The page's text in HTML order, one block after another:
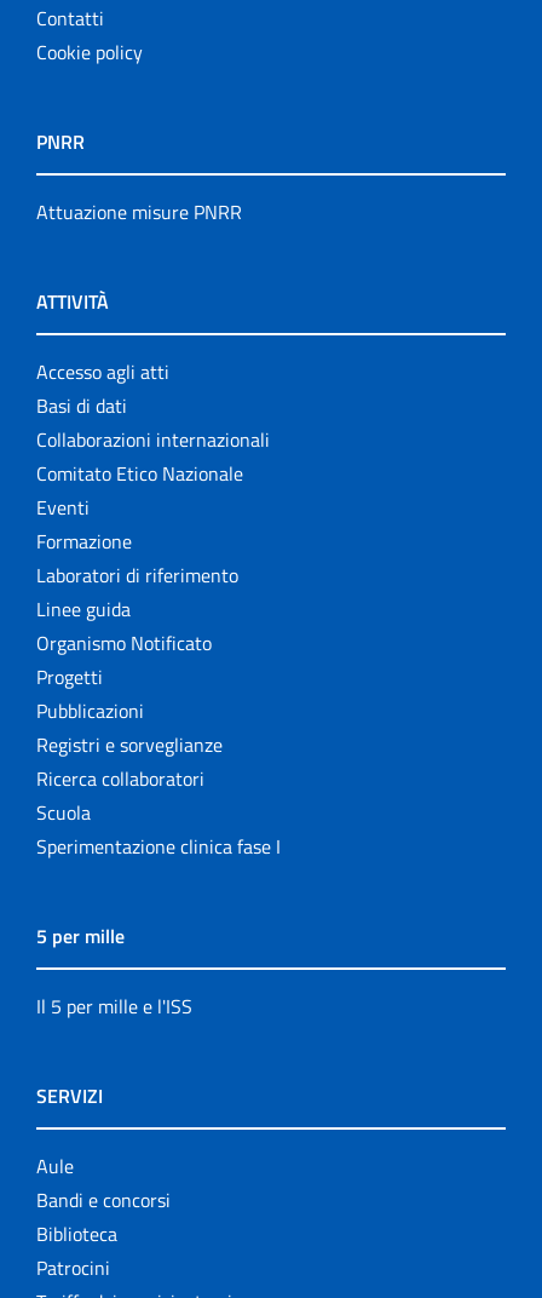
Contatti
Cookie policy
PNRR
Attuazione misure PNRR
ATTIVITÀ
Accesso agli atti
Basi di dati
Collaborazioni internazionali
Comitato Etico Nazionale
Eventi
Formazione
Laboratori di riferimento
Linee guida
Organismo Notificato
Progetti
Pubblicazioni
Registri e sorveglianze
Ricerca collaboratori
Scuola
Sperimentazione clinica fase I
5 per mille
Il 5 per mille e l'ISS
SERVIZI
Aule
Bandi e concorsi
Biblioteca
Patrocini